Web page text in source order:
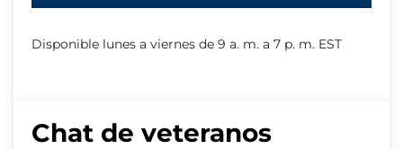
Disponible lunes a viernes de 9 a. m. a 7 p. m. EST
Chat de veteranos